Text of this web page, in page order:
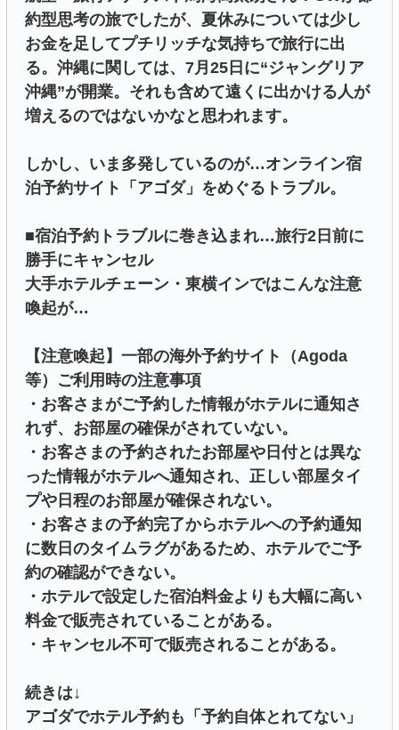
約型思考の旅でしたが、夏休みについては少し
お金を足してプチリッチな気持ちで旅行に出
る。沖縄に関しては、7月25日に“ジャングリア
沖縄”が開業。それも含めて遠くに出かける人が
増えるのではないかなと思われます。
しかし、いま多発しているのが…オンライン宿
泊予約サイト「アゴダ」をめぐるトラブル。
■宿泊予約トラブルに巻き込まれ…旅行2日前に
勝手にキャンセル
大手ホテルチェーン・東横インではこんな注意
喚起が…
【注意喚起】一部の海外予約サイト（Agoda
等）ご利用時の注意事項
・お客さまがご予約した情報がホテルに通知さ
れず、お部屋の確保がされていない。
・お客さまの予約されたお部屋や日付とは異な
った情報がホテルへ通知され、正しい部屋タイ
プや日程のお部屋が確保されない。
・お客さまの予約完了からホテルへの予約通知
に数日のタイムラグがあるため、ホテルでご予
約の確認ができない。
・ホテルで設定した宿泊料金よりも大幅に高い
料金で販売されていることがある。
・キャンセル不可で販売されることがある。
続きは↓
アゴダでホテル予約も「予約自体とれてない」